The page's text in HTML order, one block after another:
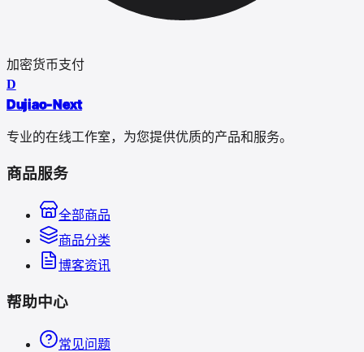
加密货币支付
D
Dujiao-Next
专业的在线工作室，为您提供优质的产品和服务。
商品服务
全部商品
商品分类
博客资讯
帮助中心
常见问题